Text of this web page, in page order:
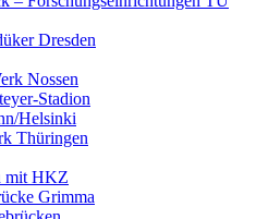
Dresden
Nossen
Stadion
Helsinki
Thüringen
mit HKZ
Grimma